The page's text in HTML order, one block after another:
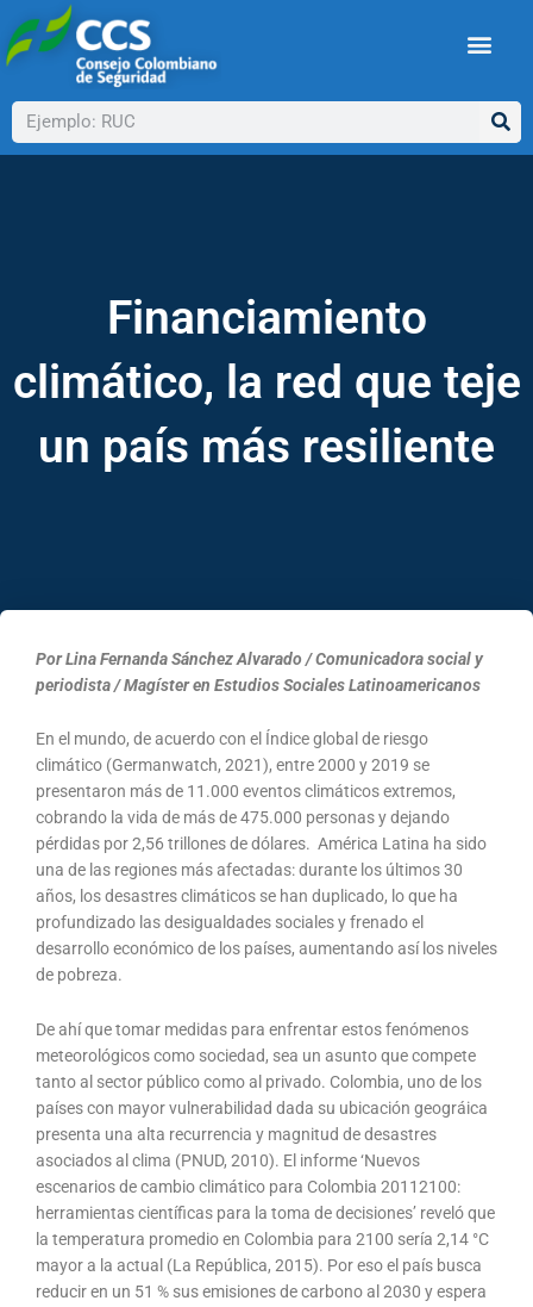
al
contenido
Buscar
Financiamiento
climático, la red que teje
un país más resiliente
Por Lina Fernanda Sánchez Alvarado / Comunicadora social y
periodista / Magíster en Estudios Sociales Latinoamericanos
En el mundo, de acuerdo con el Índice global de riesgo
climático (Germanwatch, 2021), entre 2000 y 2019 se
presentaron más de 11.000 eventos climáticos extremos,
cobrando la vida de más de 475.000 personas y dejando
pérdidas por 2,56 trillones de dólares. América Latina ha sido
una de las regiones más afectadas: durante los últimos 30
años, los desastres climáticos se han duplicado, lo que ha
profundizado las desigualdades sociales y frenado el
desarrollo económico de los países, aumentando así los niveles
de pobreza.
De ahí que tomar medidas para enfrentar estos fenómenos
meteorológicos como sociedad, sea un asunto que compete
tanto al sector público como al privado. Colombia, uno de los
países con mayor vulnerabilidad dada su ubicación geográica
presenta una alta recurrencia y magnitud de desastres
asociados al clima (PNUD, 2010). El informe ‘Nuevos
escenarios de cambio climático para Colombia 20112100:
herramientas científicas para la toma de decisiones’ reveló que
la temperatura promedio en Colombia para 2100 sería 2,14 °C
mayor a la actual (La República, 2015). Por eso el país busca
reducir en un 51 % sus emisiones de carbono al 2030 y espera